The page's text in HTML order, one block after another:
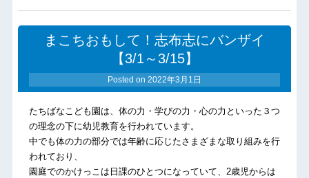
まこちおもして！志布志にバンザイ
【3/1～3/15】
Posted on 2022年3月1日
たちばなこども園は、体の力・学びの力・心の力といった３つ
の理念の下に幼児教育を行われています。
中でも体の力の部分では年齢に応じたさまざまな取り組みを行
われており、
園庭でのかけっこは日課のひとつになっていて、2歳児からは